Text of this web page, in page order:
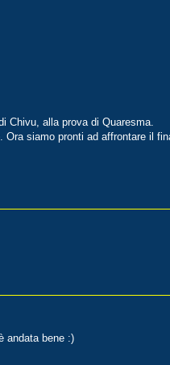
Chivu, alla prova di Quaresma.
siamo pronti ad affrontare il
andata bene :)